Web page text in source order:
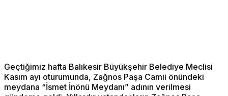
Geçtiğimiz hafta Balıkesir Büyükşehir Belediye Meclisi
Kasım ayı oturumunda, Zağnos Paşa Camii önündeki
meydana “İsmet İnönü Meydanı” adının verilmesi